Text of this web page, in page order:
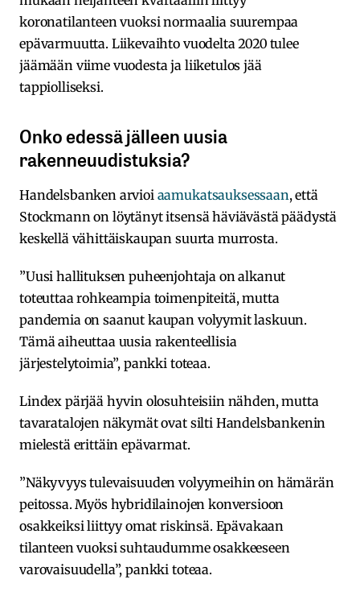
koronatilanteen vuoksi normaalia suurempaa
epävarmuutta. Liikevaihto vuodelta 2020 tulee
jäämään viime vuodesta ja liiketulos jää
tappiolliseksi.
Onko edessä jälleen uusia
rakenneuudistuksia?
Handelsbanken arvioi aamukatsauksessaan, että
Stockmann on löytänyt itsensä häviävästä päädystä
keskellä vähittäiskaupan suurta murrosta.
”Uusi hallituksen puheenjohtaja on alkanut
toteuttaa rohkeampia toimenpiteitä, mutta
pandemia on saanut kaupan volyymit laskuun.
Tämä aiheuttaa uusia rakenteellisia
järjestelytoimia”, pankki toteaa.
Lindex pärjää hyvin olosuhteisiin nähden, mutta
tavaratalojen näkymät ovat silti Handelsbankenin
mielestä erittäin epävarmat.
”Näkyvyys tulevaisuuden volyymeihin on hämärän
peitossa. Myös hybridilainojen konversioon
osakkeiksi liittyy omat riskinsä. Epävakaan
tilanteen vuoksi suhtaudumme osakkeeseen
varovaisuudella”, pankki toteaa.